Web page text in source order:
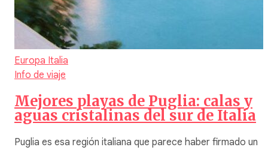
Europa Italia
Info de viaje
Mejores playas de Puglia: calas y
aguas cristalinas del sur de Italia
Puglia es esa región italiana que parece haber firmado un